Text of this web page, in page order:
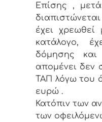
Επίσης ,
έχει
κατάλογο,
δόμησης
απομένει δεν
ΤΑΠ λόγω του
ευρώ .
Κατόπιν των
των